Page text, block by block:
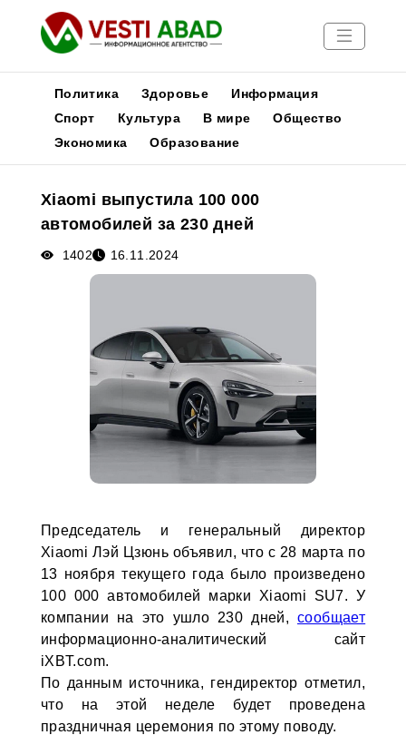
Новости
Медиа
Афиша
Политика Здоровье
Информация
Спорт
Культура В мире
Общество
Экономика
Образование
Xiaomi выпустила 100 000
автомобилей за 230 дней
1402 16.11.2024
Председатель и генеральный директор
Xiaomi Лэй Цзюнь объявил, что с 28 марта по
13 ноября текущего года было произведено
100 000 автомобилей марки Xiaomi SU7. У
компании на это ушло 230 дней, сообщает
информационно-аналитический сайт
iXBT.com.
По данным источника, гендиректор отметил,
что на этой неделе будет проведена
праздничная церемония по этому поводу.